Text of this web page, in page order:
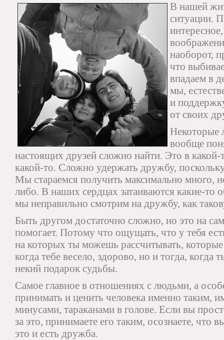
В нашей
ситуации.
наоборот,
что
впадаем в
мы,
и
от своих
Некоторые
вообще
настоящих друзей сложно найти. Это в
какой-то. Сложно удержать дружбу,
Мы стараемся получить максимально много,
либо. В наших сердцах затаиваются какие-то
мы неправильно смотрим на дружбу, как
Быть другом достаточно сложно, но это на
помогает. Потому что ощущать, что у тебя
на которых ты можешь рассчитывать,
когда тебе весело, здорово, но и тогда, когда
некий подарок судьбы.
Самое главное в отношениях с людьми, а
принимать и ценить человека именно таким,
минусами, тараканами в голове. Если вы
за это, принимаете его таким, осознаете, что
это и есть дружба.